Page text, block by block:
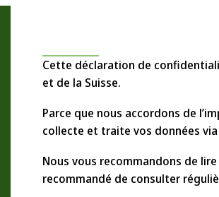
Cette déclaration de
et de la Suisse.
Parce que nous accordons de
collecte et traite vos données
Nous vous recommandons de
recommandé de consulter